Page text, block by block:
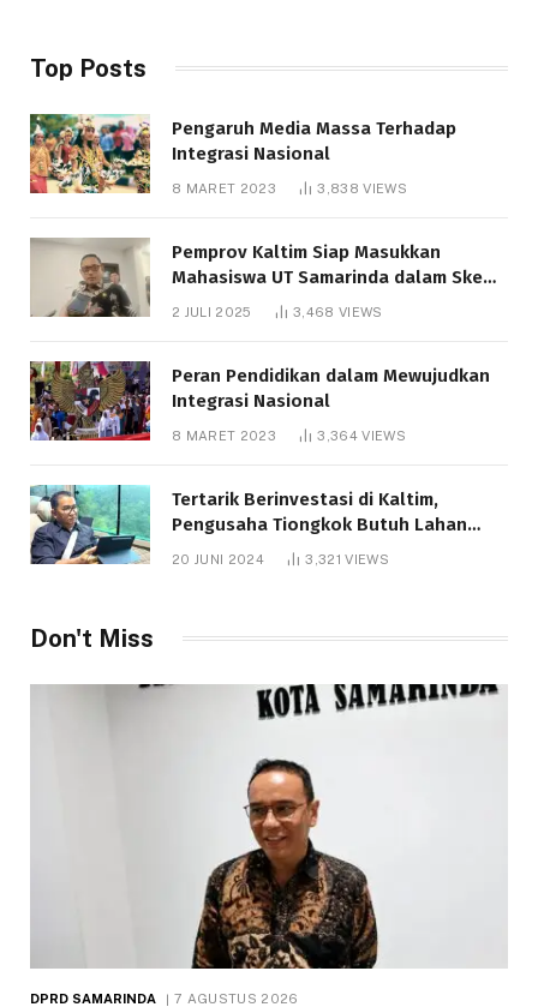
Top Posts
Pengaruh Media Massa Terhadap
Integrasi Nasional
8 MARET 2023 3,838VIEWS
Pemprov Kaltim Siap Masukkan
Mahasiswa UT Samarinda dalam Skema
Bantuan Pendidikan Gratispol
2 JULI 2025 3,468 VIEWS
Peran Pendidikan dalam Mewujudkan
Integrasi Nasional
8 MARET 2023 3,364VIEWS
Tertarik Berinvestasi di Kaltim,
Pengusaha Tiongkok Butuh Lahan
1.000 Hektare
20 JUNI 2024 3,321VIEWS
Don't Miss
DPRD SAMARINDA 7 AGUSTUS 2026